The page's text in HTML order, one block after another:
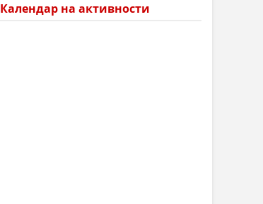
Календар на активности